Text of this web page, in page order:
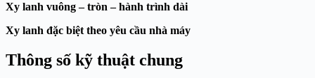
Xy lanh vuông – tròn – hành trình dài
Xy lanh đặc biệt theo yêu cầu nhà máy
Thông số kỹ thuật chung